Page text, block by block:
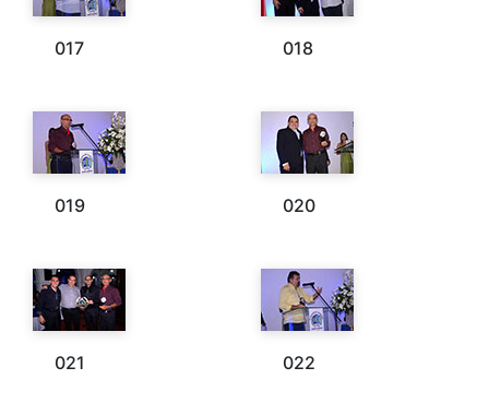
017 018
019 020
021 022